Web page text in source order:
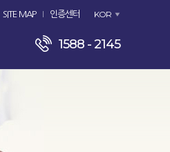
SITE MAP 인증센터 KOR
1588 - 2145